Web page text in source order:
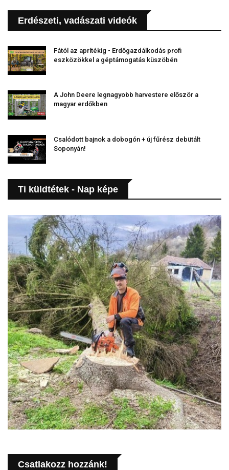
Erdészeti, vadászati videók
Fától az aprítékig - Erdőgazdálkodás profi
eszközökkel a géptámogatás küszöbén
A John Deere legnagyobb harvestere először a
magyar erdőkben
Csalódott bajnok a dobogón + új fűrész debütált
Soponyán!
Ti küldtétek - Nap képe
Csatlakozz hozzánk!